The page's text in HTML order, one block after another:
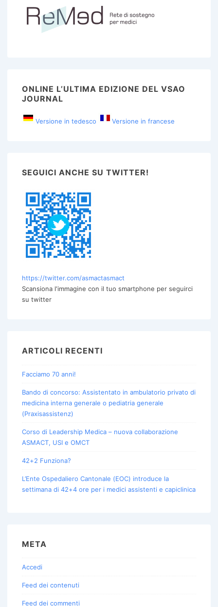
ONLINE L’ULTIMA EDIZIONE DEL VSAO
JOURNAL
Versione in tedesco Versione in francese
SEGUICI ANCHE SU TWITTER!
https://twitter.com/asmactasmact
Scansiona l'immagine con il tuo smartphone per seguirci
su twitter
ARTICOLI RECENTI
Facciamo 70 anni!
Bando di concorso: Assistentato in ambulatorio privato di
medicina interna generale o pediatria generale
(Praxisassistenz)
Corso di Leadership Medica – nuova collaborazione
ASMACT, USI e OMCT
42+2 Funziona?
L’Ente Ospedaliero Cantonale (EOC) introduce la
settimana di 42+4 ore per i medici assistenti e capiclinica
META
Accedi
Feed dei contenuti
Feed dei commenti